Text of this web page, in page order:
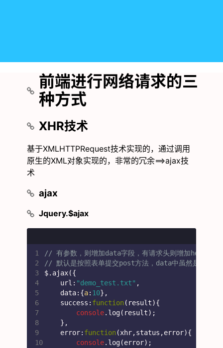
前端进行网络请求的三
种方式
XHR技术
基于XMLHTTPRequest技术实现的，通过调用
原生的XML对象实现的，非常的冗余==>ajax技
术
ajax
Jquery.$ajax
1
2
3
4
5
6
7
8
9
10
// 有参数，则增加data字段，有请求头则增加headers
// 默认是按照表单提交post方法，data中虽然是json但
$.ajax({
    url:
"demo_test.txt" ,
    data:{
a: 10},
    success:
function ( result){
console.log(result);
    },
    error:
function (xhr,status,error){
console.log(error);